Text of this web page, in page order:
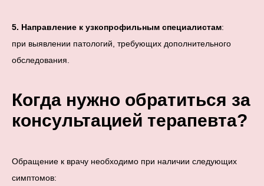
5. Направление к узкопрофильным специалистам:
при выявлении патологий, требующих дополнительного
обследования.
Когда нужно обратиться за
консультацией терапевта?
Обращение к врачу необходимо при наличии следующих
симптомов: